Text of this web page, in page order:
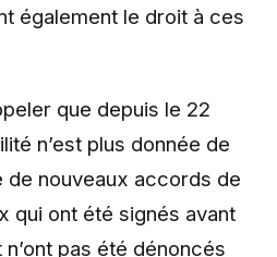
également le droit à ces
que depuis le 22
n’est plus donnée de
de nouveaux accords de
qui ont été signés avant
pas été dénoncés